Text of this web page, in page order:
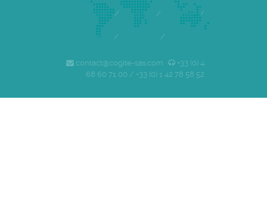
Inicio / Cogite / Equipo /
Clientes / /
contact@cogite-sas.com ·
+33 (0) 4
68 60 71 00 / +33 (0) 1 42 78 58 52